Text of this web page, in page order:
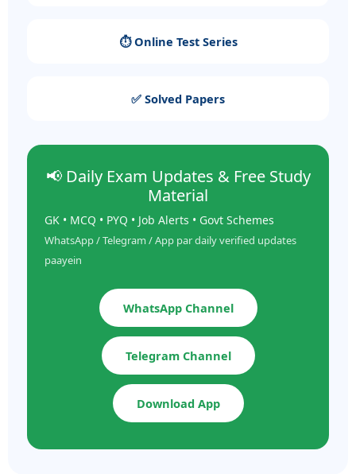
⏱️ Online Test Series
✅ Solved Papers
📢 Daily Exam Updates & Free Study
Material
GK • MCQ • PYQ • Job Alerts • Govt Schemes
WhatsApp / Telegram / App par daily verified updates
paayein
WhatsApp Channel
Telegram Channel
Download App